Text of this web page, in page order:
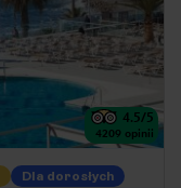
4.5/5
4209 opinii
Dla dorosłych